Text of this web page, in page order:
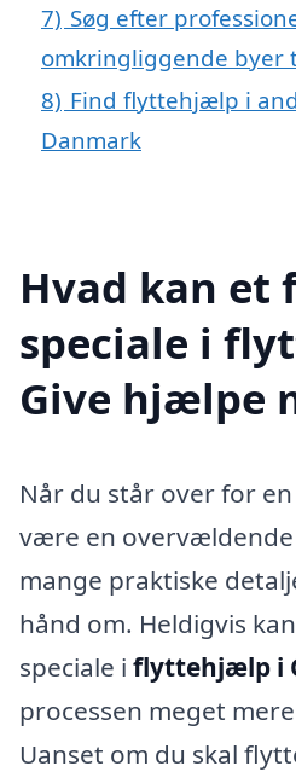
7) Søg efter
omkringliggende byer
8) Find flyttehjælp i
Danmark
Hvad kan et
speciale i
Give hjælpe
Når du står over for
være en overvældende
mange praktiske
hånd om. Heldigvis
speciale i flyttehjælp i
processen meget
Uanset om du skal